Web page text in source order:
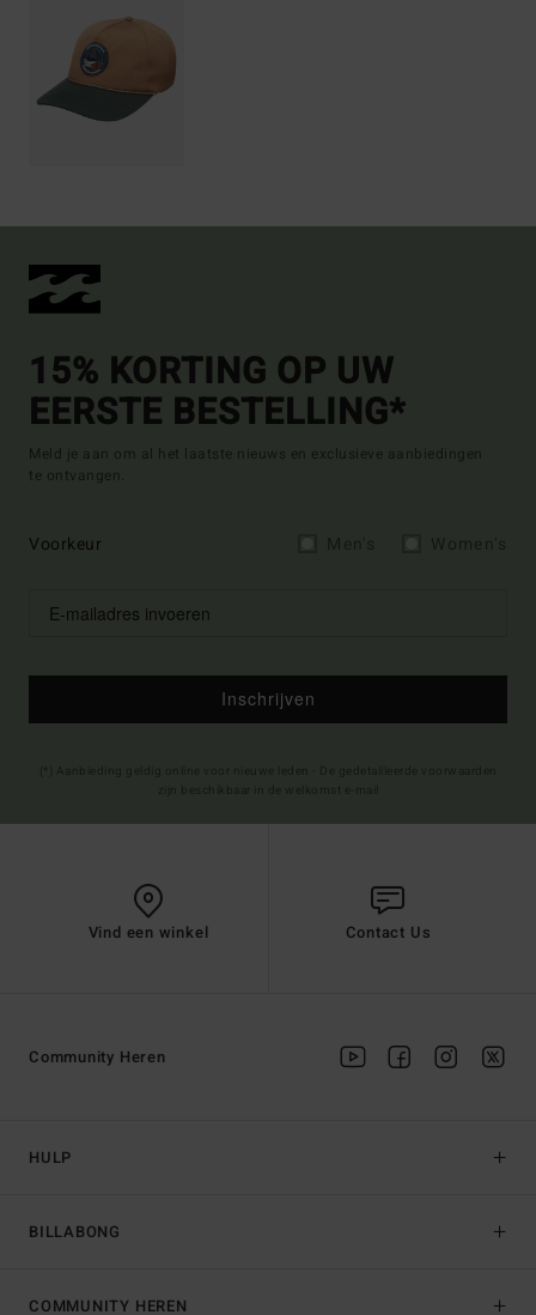
15% KORTING OP UW
EERSTE BESTELLING*
Meld je aan om al het laatste nieuws en exclusieve aanbiedingen
te ontvangen.
Voorkeur
Inschrijven
Vind een winkel Contact Us
HULP
BILLABONG
Community Heren
COMMUNITY HEREN